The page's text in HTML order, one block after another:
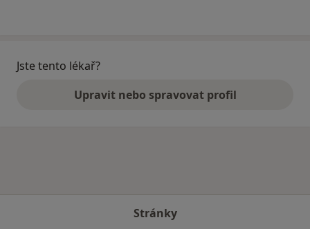
Jste tento lékař?
Upravit nebo spravovat profil
Stránky